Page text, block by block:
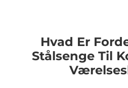
Hvad Er
Stålsenge Til